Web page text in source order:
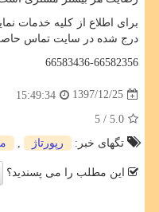
برای اطلاع از کلیه خدمات
درج شده در سایت تماس
66583436-66582356
1397/12/25
15:49:34
5.0
/ 5
تگهای خبر:
رپورتاژ
این مطلب را می پسندید؟